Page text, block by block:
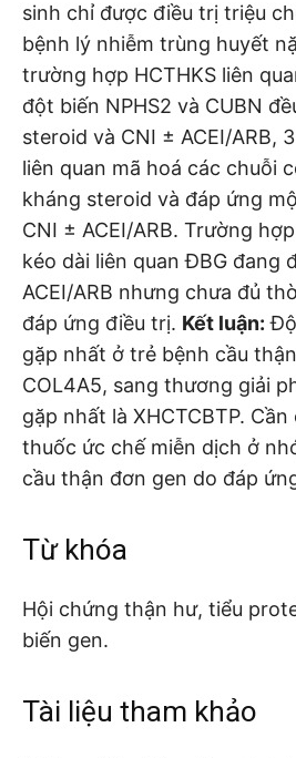
sinh chỉ được điều trị triệu
bệnh lý nhiễm trùng huyết
trường hợp HCTHKS liên
đột biến NPHS2 và CUBN
steroid và CNI ± ACEI/ARB,
liên quan mã hoá các chuỗi
kháng steroid và đáp ứng
CNI ± ACEI/ARB. Trường
kéo dài liên quan ĐBG đang
ACEI/ARB nhưng chưa đủ
đáp ứng điều trị. Kết luận:
gặp nhất ở trẻ bệnh cầu
COL4A5, sang thương giải
gặp nhất là XHCTCBTP.
thuốc ức chế miễn dịch ở
cầu thận đơn gen do đáp
Từ khóa
Hội chứng thận hư, tiểu
biến gen.
Tài liệu tham khảo